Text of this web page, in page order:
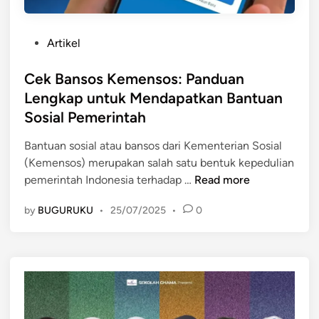
s
t
e
i
n
Artikel
Cek Bansos Kemensos: Panduan
Lengkap untuk Mendapatkan Bantuan
Sosial Pemerintah
Bantuan sosial atau bansos dari Kementerian Sosial
(Kemensos) merupakan salah satu bentuk kepedulian
pemerintah Indonesia terhadap … C
k
s
o
s
Read more
by BUGURUKU • 25/07/2025 • 0